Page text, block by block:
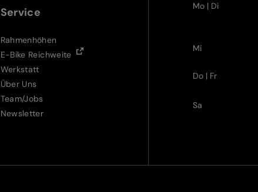
Service
Rahmenhöhen
E-Bike Reichweite
Werkstatt
Über Uns
Team/Jobs
Newsletter
Mo | Di
Mi
Do | Fr
Sa